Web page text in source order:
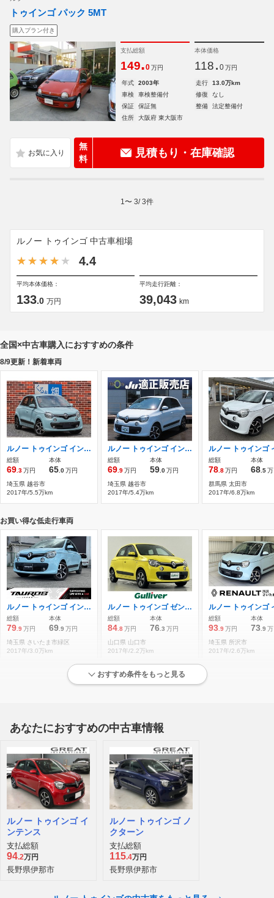
トゥインゴ パック 5MT
購入プラン付き
支払総額
149.0 万円
本体価格
118. 0 万円
年式 2003年 走行
13.0万km
車検
車検整備付 修復
なし
保証
保証無 整備
法定整備付
住所
大阪府 東大阪市
無
料
見積もり・在庫確認
1 〜 3/3件
ルノー トゥインゴ 中古車相場
4.4
平均本体価格：
133.0 万円
平均走行距離：
39,043 km
全国×中古車購入におすすめの条件
8/9更新！新着車両
ルノー トゥインゴ インテンス ナビTVバックカメラ
総額
69 .3万円
本体
65 .0万円
埼玉県 越谷市
2017年/5.5万km
ルノー トゥインゴ インテンス 禁煙車 オートクルーズ 15AW フォグライト
総額
69 .9万円
本体
59 .0万円
埼玉県 越谷市
2017年/5.4万km
総額
78 .8万円
本体
68 .5
群馬県 太田市
2017年/6.8万km
お買い得な低走行車両
ルノー トゥインゴ インテンス ユーザー買取車/ETC/キーレスキー
総額
79.9 万円
本体
69.9 万円
埼玉県 さいたま市緑区
2017年/3.0万km
ルノー トゥインゴ ゼン 純正オーディオ バックカメラ ドラレコ ク
総額
84.8 万円
本体
76.3 万円
山口県 山口市
2017年/2.2万km
総額
93.9 万円
本体
73.9
埼玉県 所沢市
2017年/2.6万km
状態が良い低走行車両
ルノー トゥインゴ インテンス ブルードラジェ/禁煙車/ワンオーナー/クル
総額
175.0万円
本体
165.0万円
大阪府 柏原市
2021年/1.0万km
ルノー トゥインゴ インテンス EDC エディション フィナル 300台限定車 前後ドライブレコーダー
総額
219.0 万円
本体
212.0 万円
埼玉県 児玉郡神川町
2024年/0.4万km
おすすめ条件をもっと見る
あなたにおすすめの中古車情報
ルノー トゥインゴ イ
ンテンス
支払総額
94.2万円
長野県伊那市
ルノー トゥインゴ ノ
クターン
支払総額
115.4万円
長野県伊那市